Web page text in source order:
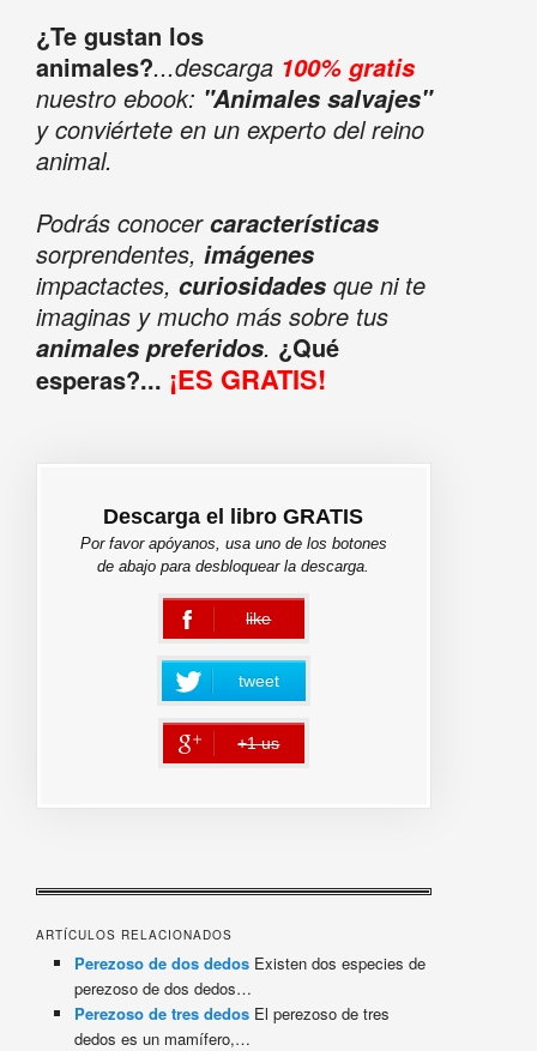
¿Te gustan los
animales?...descarga 100% gratis
nuestro ebook: "Animales salvajes"
y conviértete en un experto del reino
animal.
Podrás conocercaracterísticas
sorprendentes, imágenes
impactactes, curiosidadesque ni te
imaginas y mucho más sobre tus
animales preferidos. ¿Qué
esperas?... ¡ES GRATIS!
Descarga el libro GRATIS
Por favor apóyanos, usa uno de los botones
de abajo para desbloquear la descarga.
like
error
tweet
+1 us
error
ARTÍCULOS RELACIONADOS
Perezoso de dos dedos Existen dos especies de
perezoso de dos dedos…
Perezoso de tres dedos El perezoso de tres
dedos es un mamífero,…